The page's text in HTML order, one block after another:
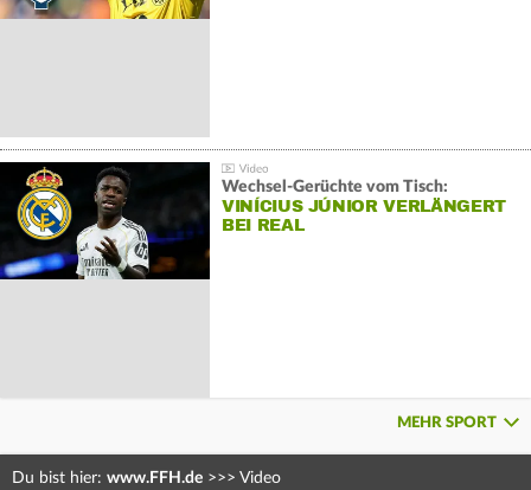
Wechsel-Gerüchte vom Tisch:
VINÍCIUS JÚNIOR VERLÄNGERT
BEI REAL
MEHR SPORT
Du bist hier: www.FFH.de >>> Video